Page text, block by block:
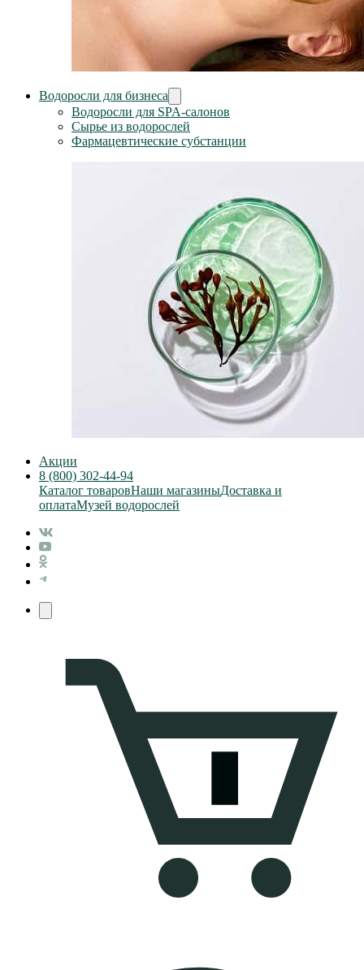
Водоросли для бизнеса
Водоросли для SPA-салонов
Сырье из водорослей
Фармацевтические субстанции
Акции
8 (800) 302-44-94
Каталог товаровНаши магазиныДоставка и
оплатаМузей водорослей